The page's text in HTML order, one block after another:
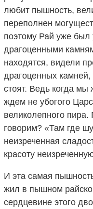
любит пышность,
переполнен
поэтому Рай уже был
драгоценными
находятся, видели
драгоценных
стоят. Ведь когда
ждем не убогого
великолепного
говорим? «Там где
неизреченная
красоту
И эта самая
жил в пышном
сердцевине этого